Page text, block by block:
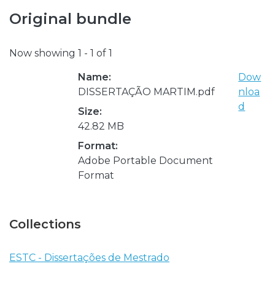
Original bundle
Now showing 1 - 1 of 1
Name:
DISSERTAÇÃO MARTIM.pdf
Size:
42.82 MB
Format:
Adobe Portable Document
Format
Dow
nloa
d
Collections
ESTC - Dissertações de Mestrado